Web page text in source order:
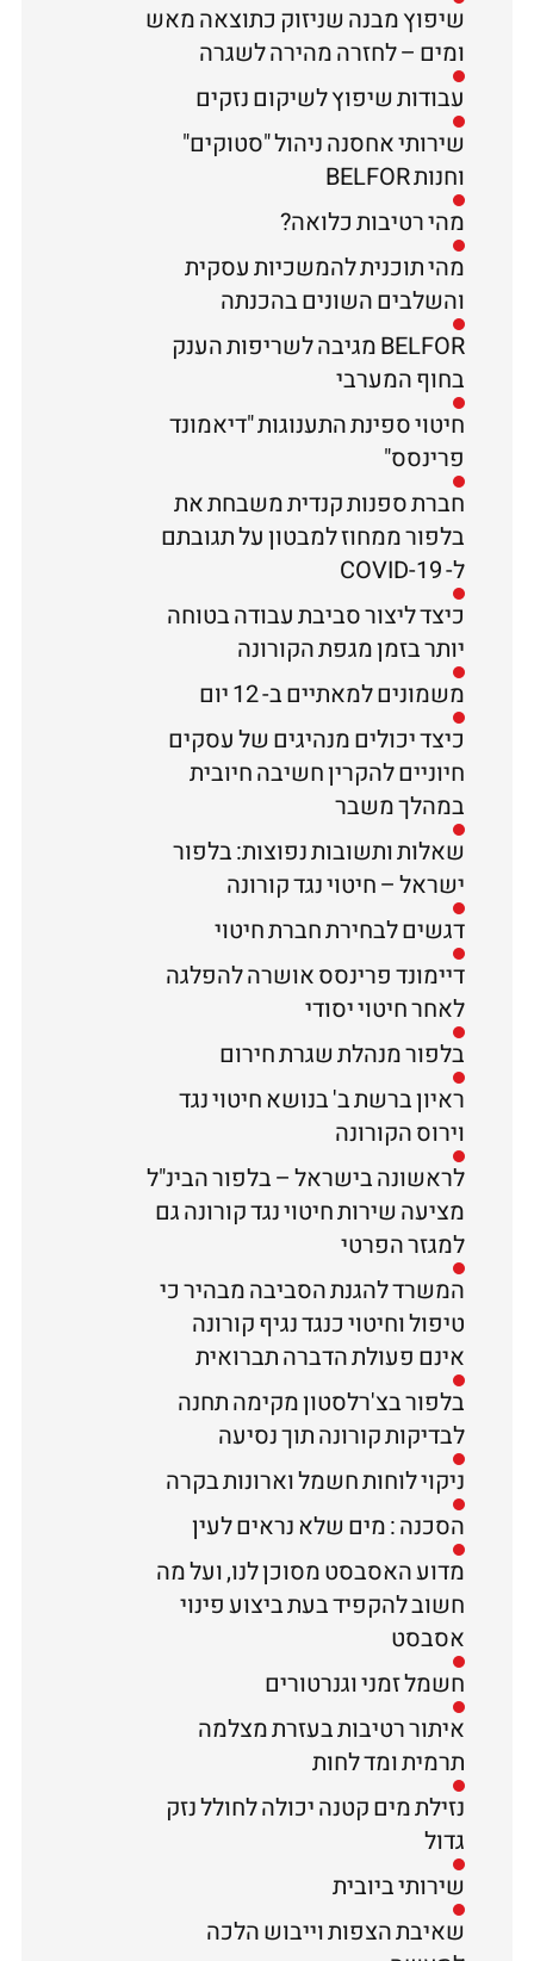
שיפוץ מבנה שניזוק כתוצאה מאש
ומים – לחזרה מהירה לשגרה
עבודות שיפוץ לשיקום נזקים
שירותי אחסנה ניהול "סטוקים"
וחנות BELFOR
מהי רטיבות כלואה?
מהי תוכנית להמשכיות עסקית
והשלבים השונים בהכנתה
BELFOR מגיבה לשריפות הענק
בחוף המערבי
חיטוי ספינת התענוגות "דיאמונד
פרינסס"
חברת ספנות קנדית משבחת את
בלפור ממחוז למבטון על תגובתם
ל- COVID-19
כיצד ליצור סביבת עבודה בטוחה
יותר בזמן מגפת הקורונה
משמונים למאתיים ב- 12 יום
כיצד יכולים מנהיגים של עסקים
חיוניים להקרין חשיבה חיובית
במהלך משבר
שאלות ותשובות נפוצות: בלפור
ישראל – חיטוי נגד קורונה
דגשים לבחירת חברת חיטוי
דיימונד פרינסס אושרה להפלגה
לאחר חיטוי יסודי
בלפור מנהלת שגרת חירום
ראיון ברשת ב' בנושא חיטוי נגד
וירוס הקורונה
לראשונה בישראל – בלפור הבינ"ל
מציעה שירות חיטוי נגד קורונה גם
למגזר הפרטי
המשרד להגנת הסביבה מבהיר כי
טיפול וחיטוי כנגד נגיף קורונה
אינם פעולת הדברה תברואית
בלפור בצ'רלסטון מקימה תחנה
לבדיקות קורונה תוך נסיעה
ניקוי לוחות חשמל וארונות בקרה
הסכנה : מים שלא נראים לעין
מדוע האסבסט מסוכן לנו, ועל מה
חשוב להקפיד בעת ביצוע פינוי
אסבסט
חשמל זמני וגנרטורים
איתור רטיבות בעזרת מצלמה
תרמית ומד לחות
נזילת מים קטנה יכולה לחולל נזק
גדול
שירותי ביובית
שאיבת הצפות וייבוש הלכה